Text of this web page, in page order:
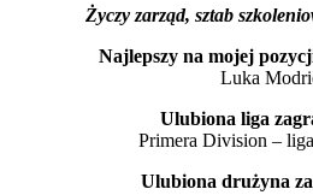
Życzy zarząd, sztab
Najlepszy na mojej
Luka
Ulubiona liga
Primera Division –
Ulubiona drużyna